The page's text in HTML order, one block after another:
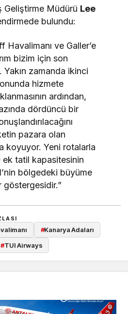
Geliştirme Müdürü Lee
bulundu:
Havalimanı ve Galler’e
bizim için son
zamanda ikinci
hizmete
ardından,
dördüncü bir
pazara olan
koyuyor. Yeni rotalarla
tatil kapasitesinin
bölgedeki büyüme
göstergesidir.”
#Kanarya Adaları
#TUI Airways